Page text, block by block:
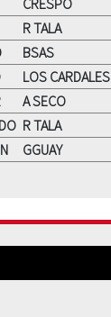
CRESPO
R TALA
BSAS
LOS CARDALES
A SECO
R TALA
GGUAY